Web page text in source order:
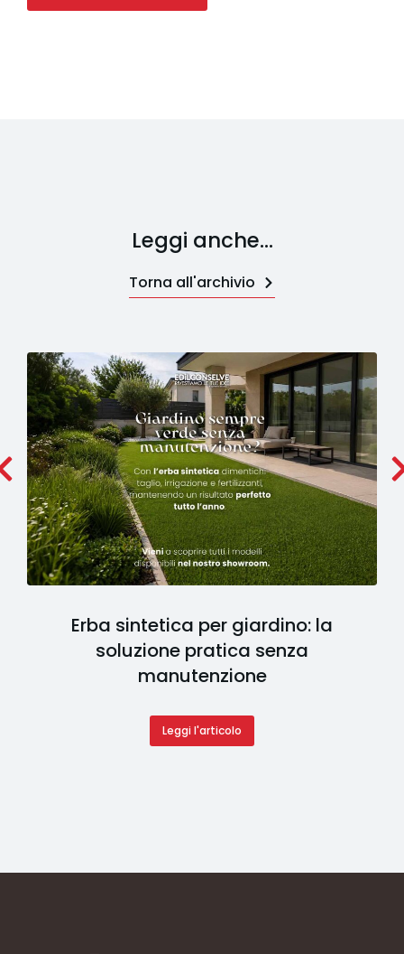
Leggi anche...
Torna all'archivio
Erba sintetica per giardino: la
soluzione pratica senza
manutenzione
Leggi l'articolo